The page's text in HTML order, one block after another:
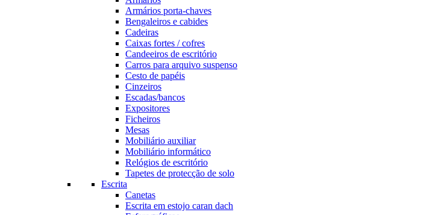
Armários porta-chaves
Bengaleiros e cabides
Cadeiras
Caixas fortes / cofres
Candeeiros de escritório
Carros para arquivo suspenso
Cesto de papéis
Cinzeiros
Escadas/bancos
Expositores
Ficheiros
Mesas
Mobiliário auxiliar
Mobiliário informático
Relógios de escritório
Tapetes de protecção de solo
Escrita
Canetas
Escrita em estojo caran dach